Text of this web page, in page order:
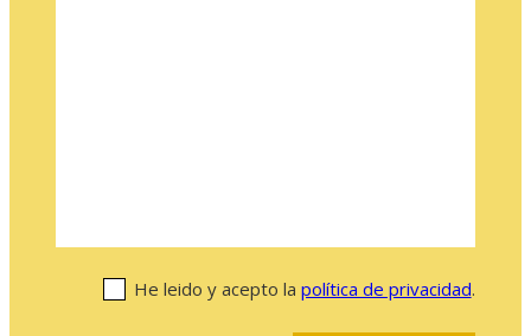
He leido y acepto la política de privacidad.